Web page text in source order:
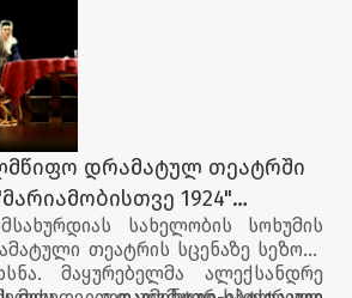
დრამატულ თეატრში
1924"
სახელობის სოხუმის
თეატრის სცენაზე სეზონი
მაყურებელმა ალექსანდრე